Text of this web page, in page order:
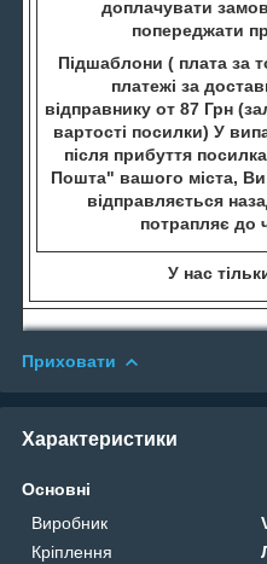
доплачувати
попереджати
Підшаблони ( плата за
платежі за
відправнику от 87 Грн
вартості посилки) У
після прибуття
Пошта" вашого міста,
відправляється
потрапляє до
У нас тільки
Приховати
Характеристики
Основні
Виробник
Кріплення